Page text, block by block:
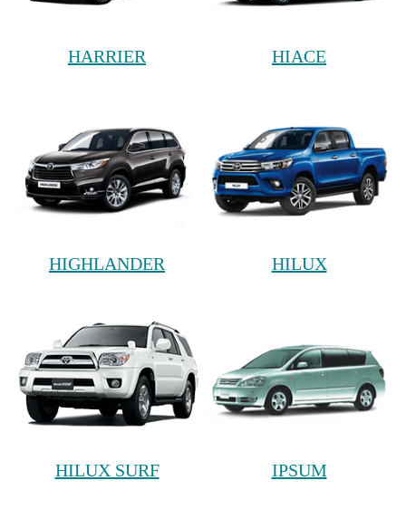
HARRIER HIACE
HIGHLANDER HILUX
HILUX SURF IPSUM